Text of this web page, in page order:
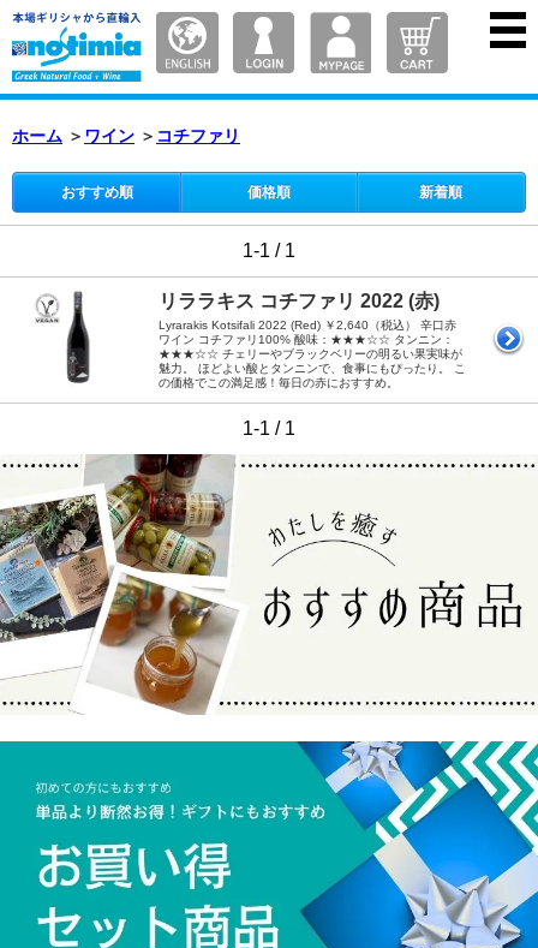
ホーム ＞ ワイン ＞ コチファリ
おすすめ順 価格順 新着順
1-1 / 1
リララキス コチファリ 2022 (赤)
Lyrarakis Kotsifali 2022 (Red) ￥2,640（税込） 辛口赤
ワイン コチファリ100% 酸味：★★★☆☆ タンニン：
★★★☆☆ チェリーやブラックベリーの明るい果実味が
魅力。 ほどよい酸とタンニンで、食事にもぴったり。 こ
の価格でこの満足感！毎日の赤におすすめ。
1-1 / 1